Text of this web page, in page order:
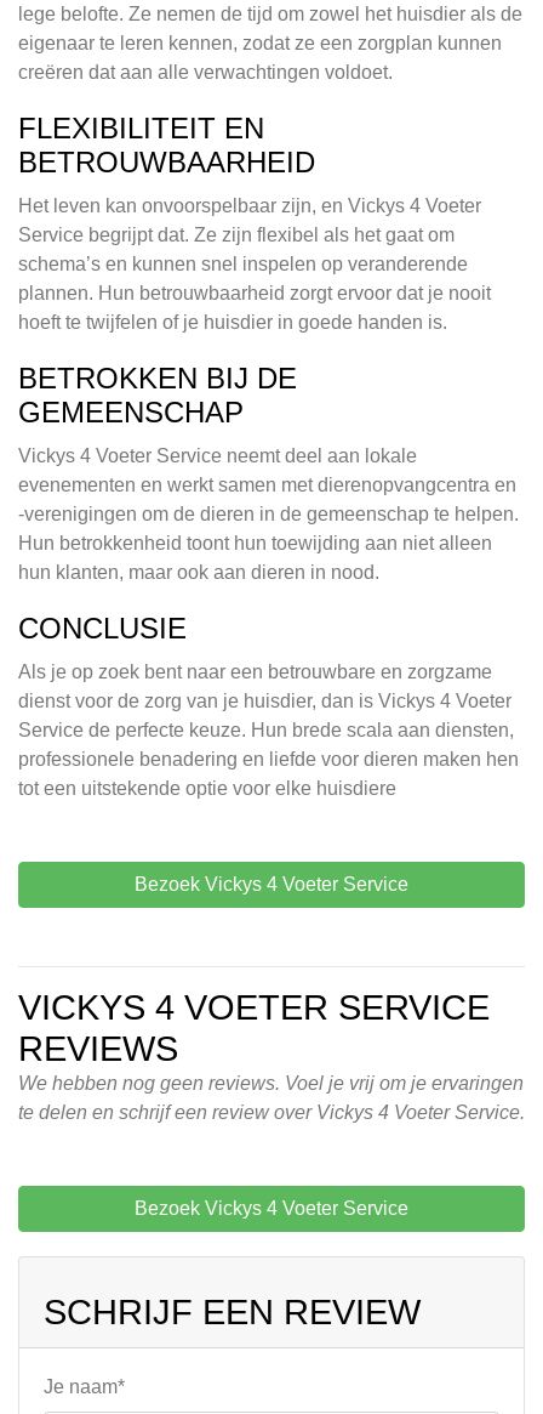
lege belofte. Ze nemen de tijd om zowel het huisdier als de
eigenaar te leren kennen, zodat ze een zorgplan kunnen
creëren dat aan alle verwachtingen voldoet.
FLEXIBILITEIT EN
BETROUWBAARHEID
Het leven kan onvoorspelbaar zijn, en Vickys 4 Voeter
Service begrijpt dat. Ze zijn flexibel als het gaat om
schema’s en kunnen snel inspelen op veranderende
plannen. Hun betrouwbaarheid zorgt ervoor dat je nooit
hoeft te twijfelen of je huisdier in goede handen is.
BETROKKEN BIJ DE
GEMEENSCHAP
Vickys 4 Voeter Service neemt deel aan lokale
evenementen en werkt samen met dierenopvangcentra en
-verenigingen om de dieren in de gemeenschap te helpen.
Hun betrokkenheid toont hun toewijding aan niet alleen
hun klanten, maar ook aan dieren in nood.
CONCLUSIE
Als je op zoek bent naar een betrouwbare en zorgzame
dienst voor de zorg van je huisdier, dan is Vickys 4 Voeter
Service de perfecte keuze. Hun brede scala aan diensten,
professionele benadering en liefde voor dieren maken hen
tot een uitstekende optie voor elke huisdiere
Bezoek Vickys 4 Voeter Service
VICKYS 4 VOETER SERVICE
REVIEWS
We hebben nog geen reviews. Voel je vrij om je ervaringen
te delen en schrijf een review over Vickys 4 Voeter Service.
Bezoek Vickys 4 Voeter Service
SCHRIJF EEN REVIEW
Je naam*